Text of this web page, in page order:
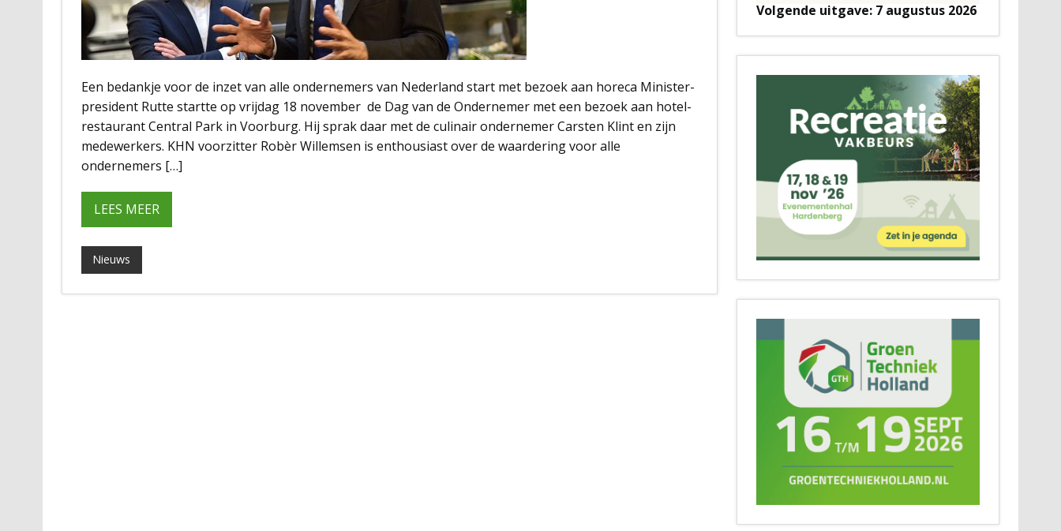
Een bedankje voor de inzet van alle ondernemers van Nederland start met bezoek aan horeca Minister-
president Rutte startte op vrijdag 18 november de Dag van de Ondernemer met een bezoek aan hotel-
restaurant Central Park in Voorburg. Hij sprak daar met de culinair ondernemer Carsten Klint en zijn
medewerkers. KHN voorzitter Robèr Willemsen is enthousiast over de waardering voor alle
ondernemers […]
LEES MEER
Nieuws
Volgende uitgave: 7 augustus 2026